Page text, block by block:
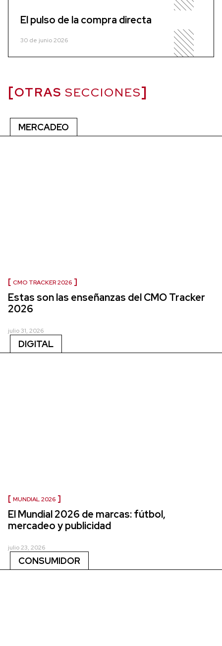
El pulso de la compra directa
30 de junio 2026
OTRAS SECCIONES
MERCADEO
CMO TRACKER 2026
Estas son las enseñanzas del CMO Tracker
2026
julio 31, 2026
DIGITAL
MUNDIAL 2026
El Mundial 2026 de marcas: fútbol,
mercadeo y publicidad
julio 23, 2026
CONSUMIDOR